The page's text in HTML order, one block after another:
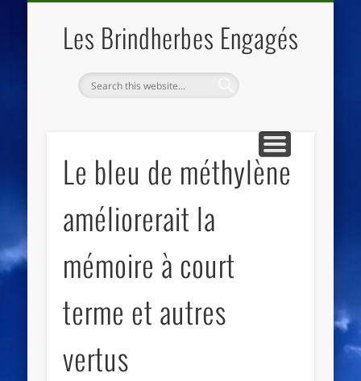
Les Brindherbes Engagés
Le bleu de méthylène
améliorerait la
mémoire à court
terme et autres
vertus